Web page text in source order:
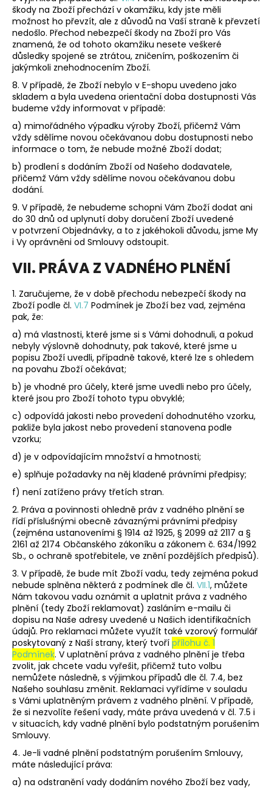
škody na Zboží přechází v okamžiku, kdy jste měli
možnost ho převzít, ale z důvodů na Vaší straně k převzetí
nedošlo. Přechod nebezpečí škody na Zboží pro Vás
znamená, že od tohoto okamžiku nesete veškeré
důsledky spojené se ztrátou, zničením, poškozením či
jakýmkoli znehodnocením Zboží.
8. V případě, že Zboží nebylo v E-shopu uvedeno jako
skladem a byla uvedena orientační doba dostupnosti Vás
budeme vždy informovat v případě:
a) mimořádného výpadku výroby Zboží, přičemž Vám
vždy sdělíme novou očekávanou dobu dostupnosti nebo
informace o tom, že nebude možné Zboží dodat;
b) prodlení s dodáním Zboží od Našeho dodavatele,
přičemž Vám vždy sdělíme novou očekávanou dobu
dodání.
9. V případě, že nebudeme schopni Vám Zboží dodat ani
do 30 dnů od uplynutí doby doručení Zboží uvedené
v potvrzení Objednávky, a to z jakéhokoli důvodu, jsme My
i Vy oprávněni od Smlouvy odstoupit.
VII. PRÁVA Z VADNÉHO PLNĚNÍ
1. Zaručujeme, že v době přechodu nebezpečí škody na
Zboží podle čl. VI.7 Podmínek je Zboží bez vad, zejména
pak, že:
a) má vlastnosti, které jsme si s Vámi dohodnuli, a pokud
nebyly výslovně dohodnuty, pak takové, které jsme u
popisu Zboží uvedli, případně takové, které lze s ohledem
na povahu Zboží očekávat;
b) je vhodné pro účely, které jsme uvedli nebo pro účely,
které jsou pro Zboží tohoto typu obvyklé;
c) odpovídá jakosti nebo provedení dohodnutého vzorku,
pakliže byla jakost nebo provedení stanovena podle
vzorku;
d) je v odpovídajícím množství a hmotnosti;
e) splňuje požadavky na něj kladené právními předpisy;
f) není zatíženo právy třetích stran.
2. Práva a povinnosti ohledně práv z vadného plnění se
řídí příslušnými obecně závaznými právními předpisy
(zejména ustanoveními § 1914 až 1925, § 2099 až 2117 a §
2161 až 2174 Občanského zákoníku a zákonem č. 634/1992
Sb., o ochraně spotřebitele, ve znění pozdějších předpisů).
3. V případě, že bude mít Zboží vadu, tedy zejména pokud
nebude splněna některá z podmínek dle čl. VII.1, můžete
Nám takovou vadu oznámit a uplatnit práva z vadného
plnění (tedy Zboží reklamovat) zasláním e-mailu či
dopisu na Naše adresy uvedené u Našich identifikačních
údajů. Pro reklamaci můžete využít také vzorový formulář
poskytovaný z Naší strany, který tvoří přílohu č. 1
Podmínek. V uplatnění práva z vadného plnění je třeba
zvolit, jak chcete vadu vyřešit, přičemž tuto volbu
nemůžete následně, s výjimkou případů dle čl. 7.4, bez
Našeho souhlasu změnit. Reklamaci vyřídíme v souladu
s Vámi uplatněným právem z vadného plnění. V případě,
že si nezvolíte řešení vady, máte práva uvedená v čl. 7.5 i
v situacích, kdy vadné plnění bylo podstatným porušením
Smlouvy.
4. Je-li vadné plnění podstatným porušením Smlouvy,
máte následující práva:
a) na odstranění vady dodáním nového Zboží bez vady,